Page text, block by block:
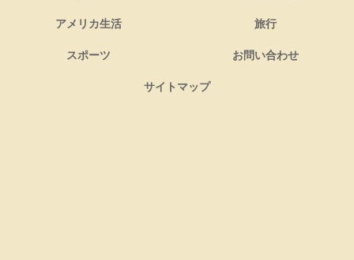
アメリカ生活 旅行
スポーツ お問い合わせ
サイトマップ